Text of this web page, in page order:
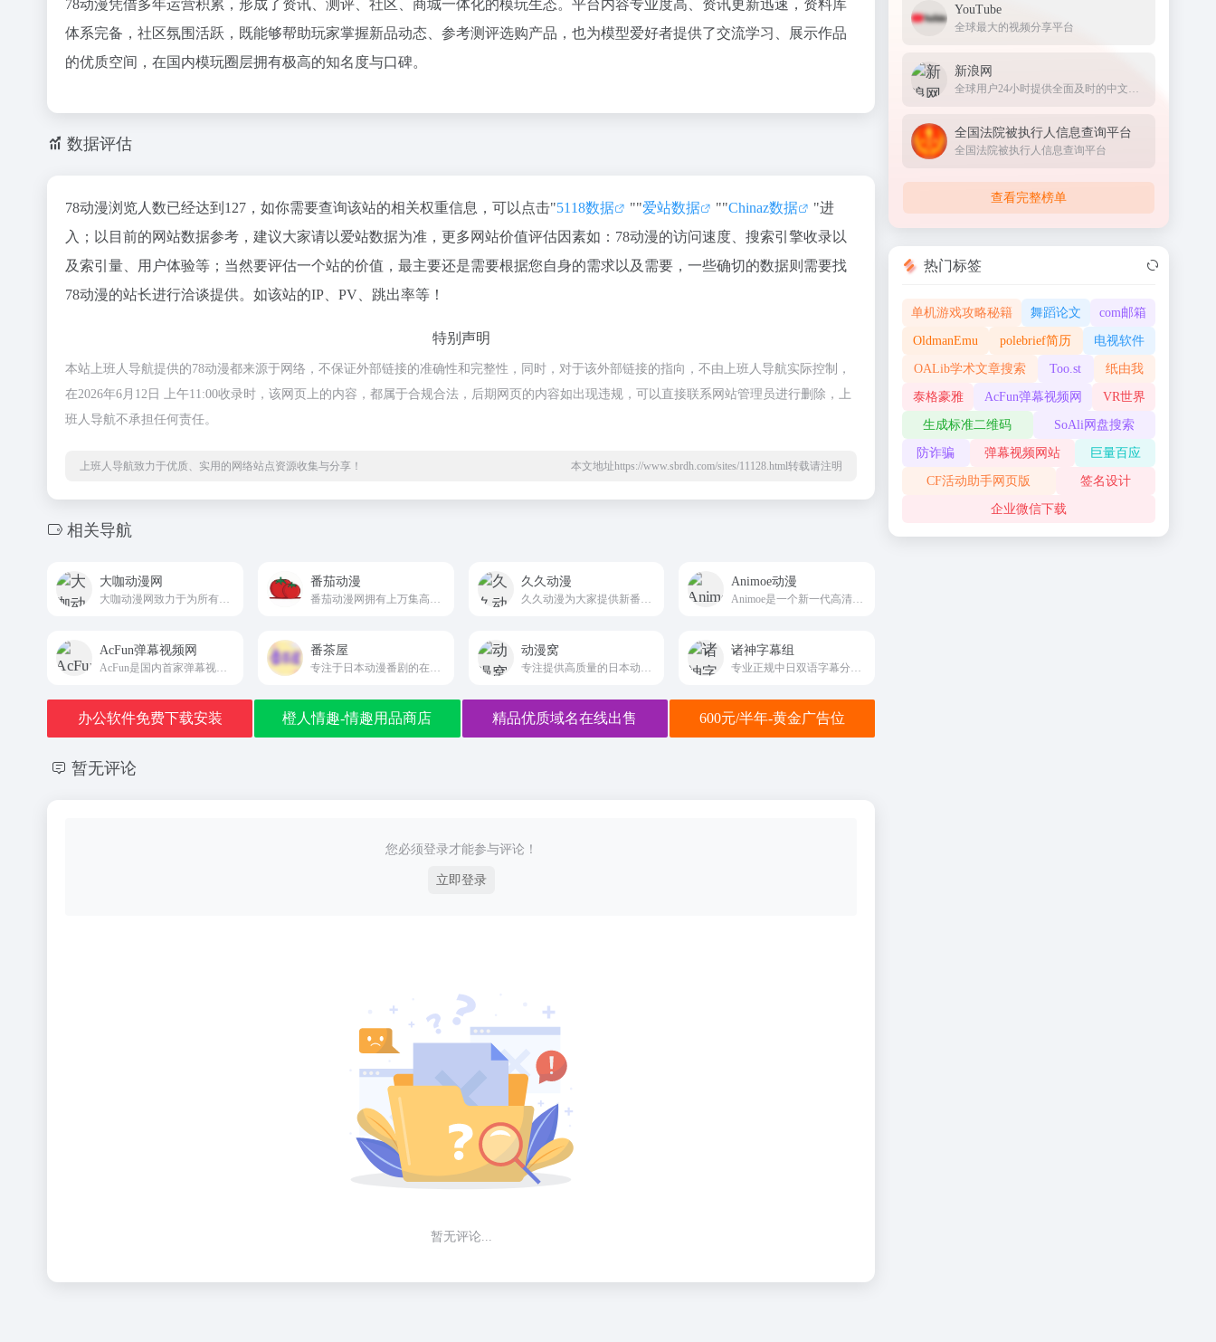
78动漫凭借多年运营积累，形成了资讯、测评、社区、商城一体化的模玩生态。平台内容专业度高、资讯更新迅速，资料库
体系完备，社区氛围活跃，既能够帮助玩家掌握新品动态、参考测评选购产品，也为模型爱好者提供了交流学习、展示作品
的优质空间，在国内模玩圈层拥有极高的知名度与口碑。
数据评估
78动漫浏览人数已经达到127，如你需要查询该站的相关权重信息，可以点击"5118数据 ""爱站数据 ""Chinaz数据
"进
入；以目前的网站数据参考，建议大家请以爱站数据为准，更多网站价值评估因素如：78动漫的访问速度、搜索引擎收录以
及索引量、用户体验等；当然要评估一个站的价值，最主要还是需要根据您自身的需求以及需要，一些确切的数据则需要找
78动漫的站长进行洽谈提供。如该站的IP、PV、跳出率等！
特别声明
本站上班人导航提供的78动漫都来源于网络，不保证外部链接的准确性和完整性，同时，对于该外部链接的指向，不由上班人导航实际控制，
在2026年6月12日 上午11:00收录时，该网页上的内容，都属于合规合法，后期网页的内容如出现违规，可以直接联系网站管理员进行删除，上
班人导航不承担任何责任。
上班人导航致力于优质、实用的网络站点资源收集与分享！ 本文地址https://www.sbrdh.com/sites/11128.html转载请注明
相关导航
大咖动漫网 番茄动漫 久久动漫 Animoe动漫
AcFun弹幕视频网 番茶屋 动漫窝 诸神字幕组
办公软件免费下载安装 橙人情趣-情趣用品商店 精品优质域名在线出售 600元/半年-黄金广告位
暂无评论
您必须登录才能参与评论！
立即登录
暂无评论...
YouTube
全球最大的视频分享平台
新浪网
全球用户24小时提供全面及时的中文资讯
全国法院被执行人信息查询平台
全国法院被执行人信息查询平台
查看完整榜单
热门标签
单机游戏攻略秘籍 舞蹈论文 com邮箱
OldmanEmu polebrief简历 电视软件
OALib学术文章搜索 Too.st 纸由我
泰格豪雅 AcFun弹幕视频网 VR世界
生成标准二维码 SoAli网盘搜索
防诈骗 弹幕视频网站 巨量百应
CF活动助手网页版 签名设计
企业微信下载